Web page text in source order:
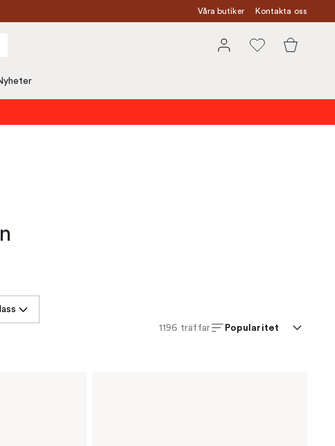
Våra butiker Kontakta oss
1196 träffar Popularitet